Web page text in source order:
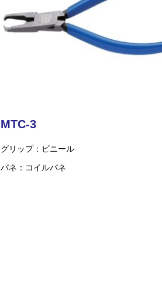
MTC-3
グリップ
ビニール
バネ
コイルバネ